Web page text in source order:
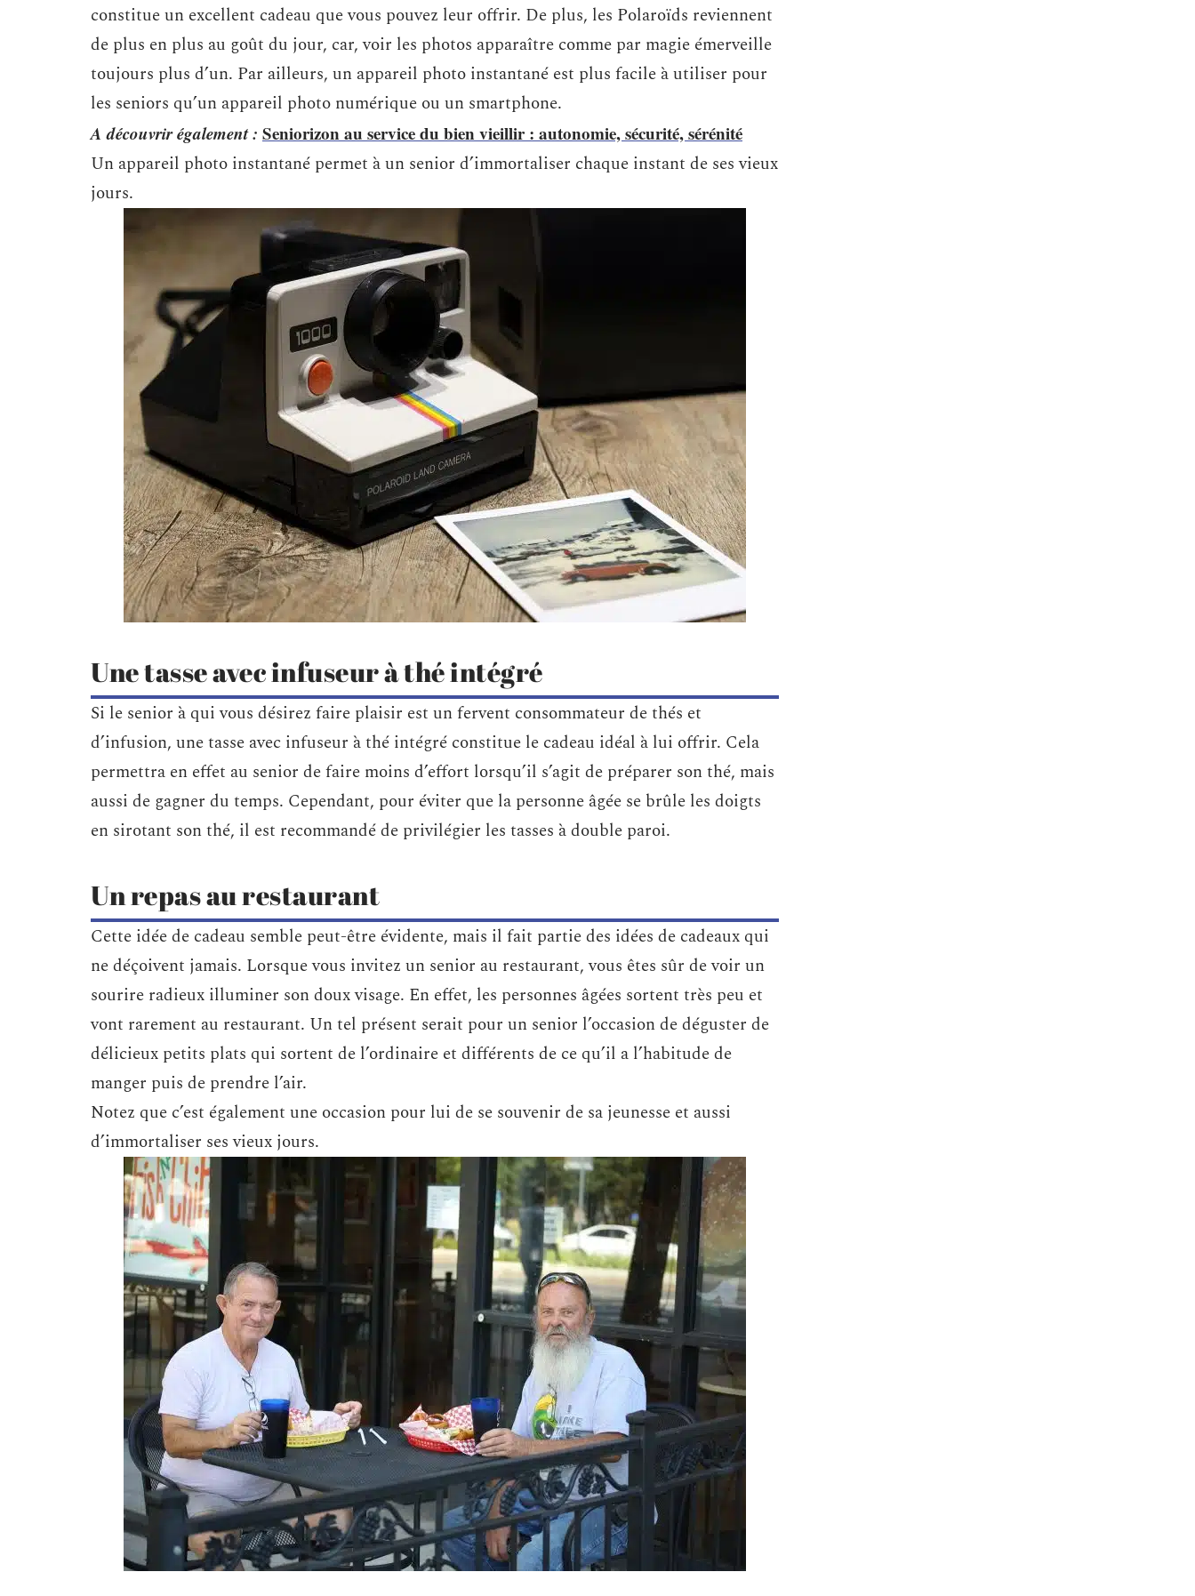
constitue un excellent cadeau que vous pouvez leur offrir. De plus, les Polaroïds reviennent
de plus en plus au goût du jour, car, voir les photos apparaître comme par magie émerveille
toujours plus d’un. Par ailleurs, un appareil photo instantané est plus facile à utiliser pour
les seniors qu’un appareil photo numérique ou un smartphone.
A découvrir également : Seniorizon au service du bien vieillir : autonomie, sécurité, sérénité
Un appareil photo instantané permet à un senior d’immortaliser chaque instant de ses vieux
jours.
Une tasse avec infuseur à thé intégré
Si le senior à qui vous désirez faire plaisir est un fervent consommateur de thés et
d’infusion, une tasse avec infuseur à thé intégré constitue le cadeau idéal à lui offrir. Cela
permettra en effet au senior de faire moins d’effort lorsqu’il s’agit de préparer son thé, mais
aussi de gagner du temps. Cependant, pour éviter que la personne âgée se brûle les doigts
en sirotant son thé, il est recommandé de privilégier les tasses à double paroi.
Un repas au restaurant
Cette idée de cadeau semble peut-être évidente, mais il fait partie des idées de cadeaux qui
ne déçoivent jamais. Lorsque vous invitez un senior au restaurant, vous êtes sûr de voir un
sourire radieux illuminer son doux visage. En effet, les personnes âgées sortent très peu et
vont rarement au restaurant. Un tel présent serait pour un senior l’occasion de déguster de
délicieux petits plats qui sortent de l’ordinaire et différents de ce qu’il a l’habitude de
manger puis de prendre l’air.
Notez que c’est également une occasion pour lui de se souvenir de sa jeunesse et aussi
d’immortaliser ses vieux jours.